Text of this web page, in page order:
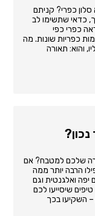
כפרי? קניתם
כדאי שתשימו לב
כפרי כפי
כפריות שונות. מה
והוא: תאורה
שלכם למטבח? אם
הרבה יותר ממה
ואלגנטית וגם
שיסייעו לכם
– השקיעו בכך